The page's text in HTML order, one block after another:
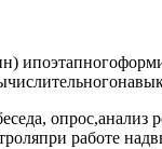
опрос,анализ
работе